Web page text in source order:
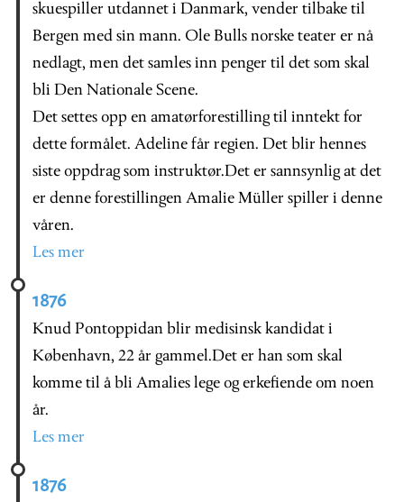
skuespiller utdannet i Danmark, vender tilbake til
Bergen med sin mann. Ole Bulls norske teater er nå
nedlagt, men det samles inn penger til det som skal
bli Den Nationale Scene.
Det settes opp en amatørforestilling til inntekt for
dette formålet. Adeline får regien. Det blir hennes
siste oppdrag som instruktør.Det er sannsynlig at det
er denne forestillingen Amalie Müller spiller i denne
våren.
Les mer
1876
Knud Pontoppidan blir medisinsk kandidat i
København, 22 år gammel.Det er han som skal
komme til å bli Amalies lege og erkefiende om noen
år.
Les mer
1876